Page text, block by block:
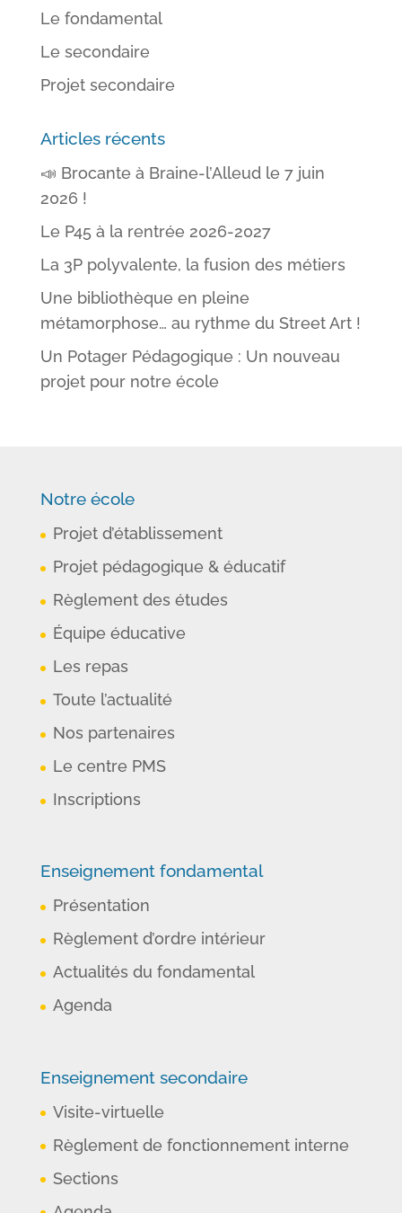
Le fondamental
Le secondaire
Projet secondaire
Articles récents
📣 Brocante à Braine-l’Alleud le 7 juin
2026 !
Le P45 à la rentrée 2026-2027
La 3P polyvalente, la fusion des métiers
Une bibliothèque en pleine
métamorphose… au rythme du Street Art !
Un Potager Pédagogique : Un nouveau
projet pour notre école
Notre école
Projet d’établissement
Projet pédagogique & éducatif
Règlement des études
Équipe éducative
Les repas
Toute l’actualité
Nos partenaires
Le centre PMS
Inscriptions
Enseignement fondamental
Présentation
Règlement d’ordre intérieur
Actualités du fondamental
Agenda
Enseignement secondaire
Visite-virtuelle
Règlement de fonctionnement interne
Sections